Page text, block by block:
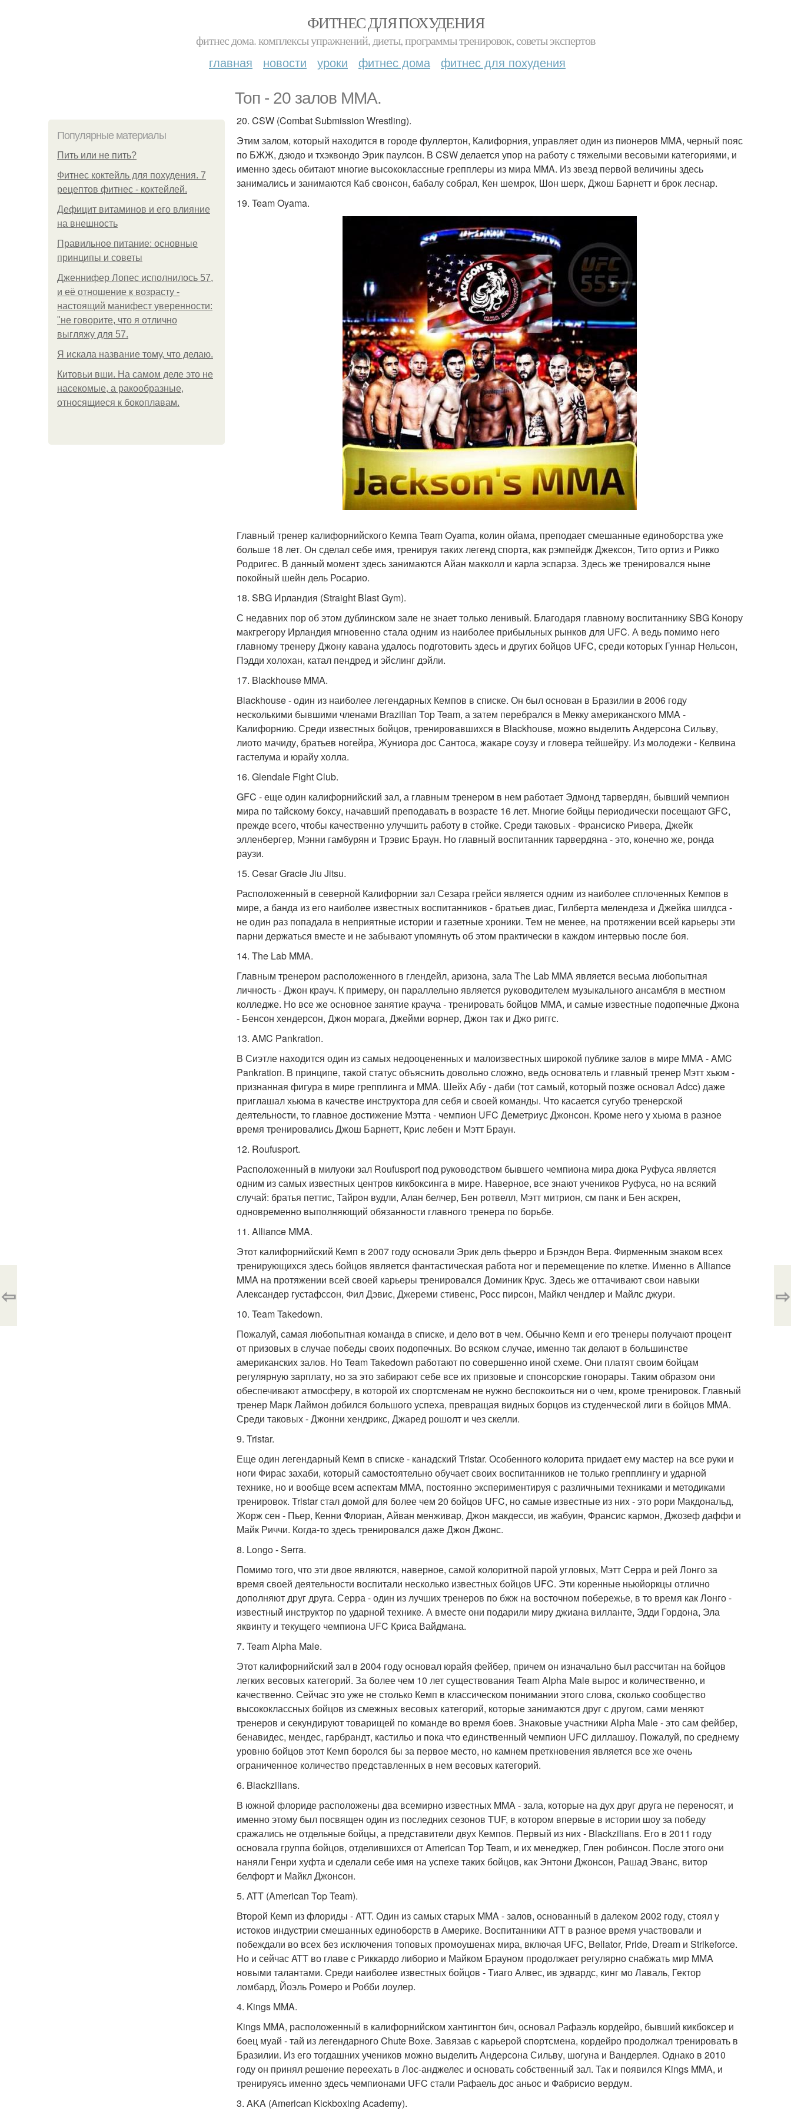
ФИТНЕС ДЛЯ ПОХУДЕНИЯ
фитнес дома. комплексы упражнений, диеты, программы тренировок, советы экспертов
главная новости уроки фитнес дома фитнес для похудения
Топ - 20 залов MMA.
Популярные материалы
Пить или не пить?
Фитнес коктейль для похудения. 7
рецептов фитнес - коктейлей.
Дефицит витаминов и его влияние
на внешность
Правильное питание: основные
принципы и советы
Дженнифер Лопес исполнилось 57,
и её отношение к возрасту -
настоящий манифест уверенности:
"не говорите, что я отлично
выгляжу для 57.
Я искала название тому, что делаю.
Китовьи вши. На самом деле это не
насекомые, а ракообразные,
относящиеся к бокоплавам.
20. CSW (Combat Submission Wrestling).
Этим залом, который находится в городе фуллертон, Калифорния, управляет один из пионеров MMA, черный пояс
по БЖЖ, дзюдо и тхэквондо Эрик паулсон. В CSW делается упор на работу с тяжелыми весовыми категориями, и
именно здесь обитают многие высококлассные грепплеры из мира MMA. Из звезд первой величины здесь
занимались и занимаются Каб свонсон, бабалу собрал, Кен шемрок, Шон шерк, Джош Барнетт и брок леснар.
19. Team Oyama.
Главный тренер калифорнийского Кемпа Team Oyama, колин ойама, преподает смешанные единоборства уже
больше 18 лет. Он сделал себе имя, тренируя таких легенд спорта, как рэмпейдж Джексон, Тито ортиз и Рикко
Родригес. В данный момент здесь занимаются Айан макколл и карла эспарза. Здесь же тренировался ныне
покойный шейн дель Росарио.
18. SBG Ирландия (Straight Blast Gym).
С недавних пор об этом дублинском зале не знает только ленивый. Благодаря главному воспитаннику SBG Конору
макгрегору Ирландия мгновенно стала одним из наиболее прибыльных рынков для UFC. А ведь помимо него
главному тренеру Джону кавана удалось подготовить здесь и других бойцов UFC, среди которых Гуннар Нельсон,
Пэдди холохан, катал пендред и эйслинг дэйли.
17. Blackhouse MMA.
Blackhouse - один из наиболее легендарных Кемпов в списке. Он был основан в Бразилии в 2006 году
несколькими бывшими членами Brazilian Top Team, а затем перебрался в Мекку американского MMA -
Калифорнию. Среди известных бойцов, тренировавшихся в Blackhouse, можно выделить Андерсона Сильву,
лиото мачиду, братьев ногейра, Жуниора дос Сантоса, жакаре соузу и гловера тейшейру. Из молодежи - Келвина
гастелума и юрайу холла.
16. Glendale Fight Club.
GFC - еще один калифорнийский зал, а главным тренером в нем работает Эдмонд тарвердян, бывший чемпион
мира по тайскому боксу, начавший преподавать в возрасте 16 лет. Многие бойцы периодически посещают GFC,
прежде всего, чтобы качественно улучшить работу в стойке. Среди таковых - Франсиско Ривера, Джейк
элленбергер, Мэнни гамбурян и Трэвис Браун. Но главный воспитанник тарвердяна - это, конечно же, ронда
раузи.
15. Cesar Gracie Jiu Jitsu.
Расположенный в северной Калифорнии зал Сезара грейси является одним из наиболее сплоченных Кемпов в
мире, а банда из его наиболее известных воспитанников - братьев диас, Гилберта мелендеза и Джейка шилдса -
не один раз попадала в неприятные истории и газетные хроники. Тем не менее, на протяжении всей карьеры эти
парни держаться вместе и не забывают упомянуть об этом практически в каждом интервью после боя.
14. The Lab MMA.
Главным тренером расположенного в глендейл, аризона, зала The Lab MMA является весьма любопытная
личность - Джон крауч. К примеру, он параллельно является руководителем музыкального ансамбля в местном
колледже. Но все же основное занятие крауча - тренировать бойцов MMA, и самые известные подопечные Джона
- Бенсон хендерсон, Джон морага, Джейми ворнер, Джон так и Джо риггс.
13. AMC Pankration.
В Сиэтле находится один из самых недооцененных и малоизвестных широкой публике залов в мире MMA - AMC
Pankration. В принципе, такой статус объяснить довольно сложно, ведь основатель и главный тренер Мэтт хьюм -
признанная фигура в мире грепплинга и MMA. Шейх Абу - даби (тот самый, который позже основал Adcc) даже
приглашал хьюма в качестве инструктора для себя и своей команды. Что касается сугубо тренерской
деятельности, то главное достижение Мэтта - чемпион UFC Деметриус Джонсон. Кроме него у хьюма в разное
время тренировались Джош Барнетт, Крис лебен и Мэтт Браун.
12. Roufusport.
Расположенный в милуоки зал Roufusport под руководством бывшего чемпиона мира дюка Руфуса является
одним из самых известных центров кикбоксинга в мире. Наверное, все знают учеников Руфуса, но на всякий
случай: братья петтис, Тайрон вудли, Алан белчер, Бен ротвелл, Мэтт митрион, см панк и Бен аскрен,
одновременно выполняющий обязанности главного тренера по борьбе.
11. Alliance MMA.
Этот калифорнийский Кемп в 2007 году основали Эрик дель фьерро и Брэндон Вера. Фирменным знаком всех
тренирующихся здесь бойцов является фантастическая работа ног и перемещение по клетке. Именно в Alliance
MMA на протяжении всей своей карьеры тренировался Доминик Крус. Здесь же оттачивают свои навыки
Александер густафссон, Фил Дэвис, Джереми стивенс, Росс пирсон, Майкл чендлер и Майлс джури.
10. Team Takedown.
Пожалуй, самая любопытная команда в списке, и дело вот в чем. Обычно Кемп и его тренеры получают процент
от призовых в случае победы своих подопечных. Во всяком случае, именно так делают в большинстве
американских залов. Но Team Takedown работают по совершенно иной схеме. Они платят своим бойцам
регулярную зарплату, но за это забирают себе все их призовые и спонсорские гонорары. Таким образом они
обеспечивают атмосферу, в которой их спортсменам не нужно беспокоиться ни о чем, кроме тренировок. Главный
тренер Марк Лаймон добился большого успеха, превращая видных борцов из студенческой лиги в бойцов MMA.
Среди таковых - Джонни хендрикс, Джаред рошолт и чез скелли.
9. Tristar.
Еще один легендарный Кемп в списке - канадский Tristar. Особенного колорита придает ему мастер на все руки и
ноги Фирас захаби, который самостоятельно обучает своих воспитанников не только грепплингу и ударной
технике, но и вообще всем аспектам MMA, постоянно экспериментируя с различными техниками и методиками
тренировок. Tristar стал домой для более чем 20 бойцов UFC, но самые известные из них - это рори Макдональд,
Жорж сен - Пьер, Кенни Флориан, Айван менживар, Джон макдесси, ив жабуин, Франсис кармон, Джозеф даффи и
Майк Риччи. Когда-то здесь тренировался даже Джон Джонс.
8. Longo - Serra.
Помимо того, что эти двое являются, наверное, самой колоритной парой угловых, Мэтт Серра и рей Лонго за
время своей деятельности воспитали несколько известных бойцов UFC. Эти коренные ньюйоркцы отлично
дополняют друг друга. Серра - один из лучших тренеров по бжж на восточном побережье, в то время как Лонго -
известный инструктор по ударной технике. А вместе они подарили миру джиана вилланте, Эдди Гордона, Эла
яквинту и текущего чемпиона UFC Криса Вайдмана.
7. Team Alpha Male.
Этот калифорнийский зал в 2004 году основал юрайя фейбер, причем он изначально был рассчитан на бойцов
легких весовых категорий. За более чем 10 лет существования Team Alpha Male вырос и количественно, и
качественно. Сейчас это уже не столько Кемп в классическом понимании этого слова, сколько сообщество
высококлассных бойцов из смежных весовых категорий, которые занимаются друг с другом, сами меняют
тренеров и секундируют товарищей по команде во время боев. Знаковые участники Alpha Male - это сам фейбер,
бенавидес, мендес, гарбрандт, кастильо и пока что единственный чемпион UFC диллашоу. Пожалуй, по среднему
уровню бойцов этот Кемп боролся бы за первое место, но камнем преткновения является все же очень
ограниченное количество представленных в нем весовых категорий.
6. Blackzilians.
В южной флориде расположены два всемирно известных MMA - зала, которые на дух друг друга не переносят, и
именно этому был посвящен один из последних сезонов TUF, в котором впервые в истории шоу за победу
сражались не отдельные бойцы, а представители двух Кемпов. Первый из них - Blackzilians. Его в 2011 году
основала группа бойцов, отделившихся от American Top Team, и их менеджер, Глен робинсон. После этого они
наняли Генри хуфта и сделали себе имя на успехе таких бойцов, как Энтони Джонсон, Рашад Эванс, витор
белфорт и Майкл Джонсон.
5. ATT (American Top Team).
Второй Кемп из флориды - ATT. Один из самых старых MMA - залов, основанный в далеком 2002 году, стоял у
истоков индустрии смешанных единоборств в Америке. Воспитанники ATT в разное время участвовали и
побеждали во всех без исключения топовых промоушенах мира, включая UFC, Bellator, Pride, Dream и Strikeforce.
Но и сейчас ATT во главе с Риккардо либорио и Майком Брауном продолжает регулярно снабжать мир MMA
новыми талантами. Среди наиболее известных бойцов - Тиаго Алвес, ив эдвардс, кинг мо Лаваль, Гектор
ломбард, Йоэль Ромеро и Робби лоулер.
4. Kings MMA.
Kings MMA, расположенный в калифорнийском хантингтон бич, основал Рафаэль кордейро, бывший кикбоксер и
боец муай - тай из легендарного Chute Boxe. Завязав с карьерой спортсмена, кордейро продолжал тренировать в
Бразилии. Из его тогдашних учеников можно выделить Андерсона Сильву, шогуна и Вандерлея. Однако в 2010
году он принял решение переехать в Лос-анджелес и основать собственный зал. Так и появился Kings MMA, и
тренируясь именно здесь чемпионами UFC стали Рафаель дос аньос и Фабрисио вердум.
3. AKA (American Kickboxing Academy).
⇦ ⇨